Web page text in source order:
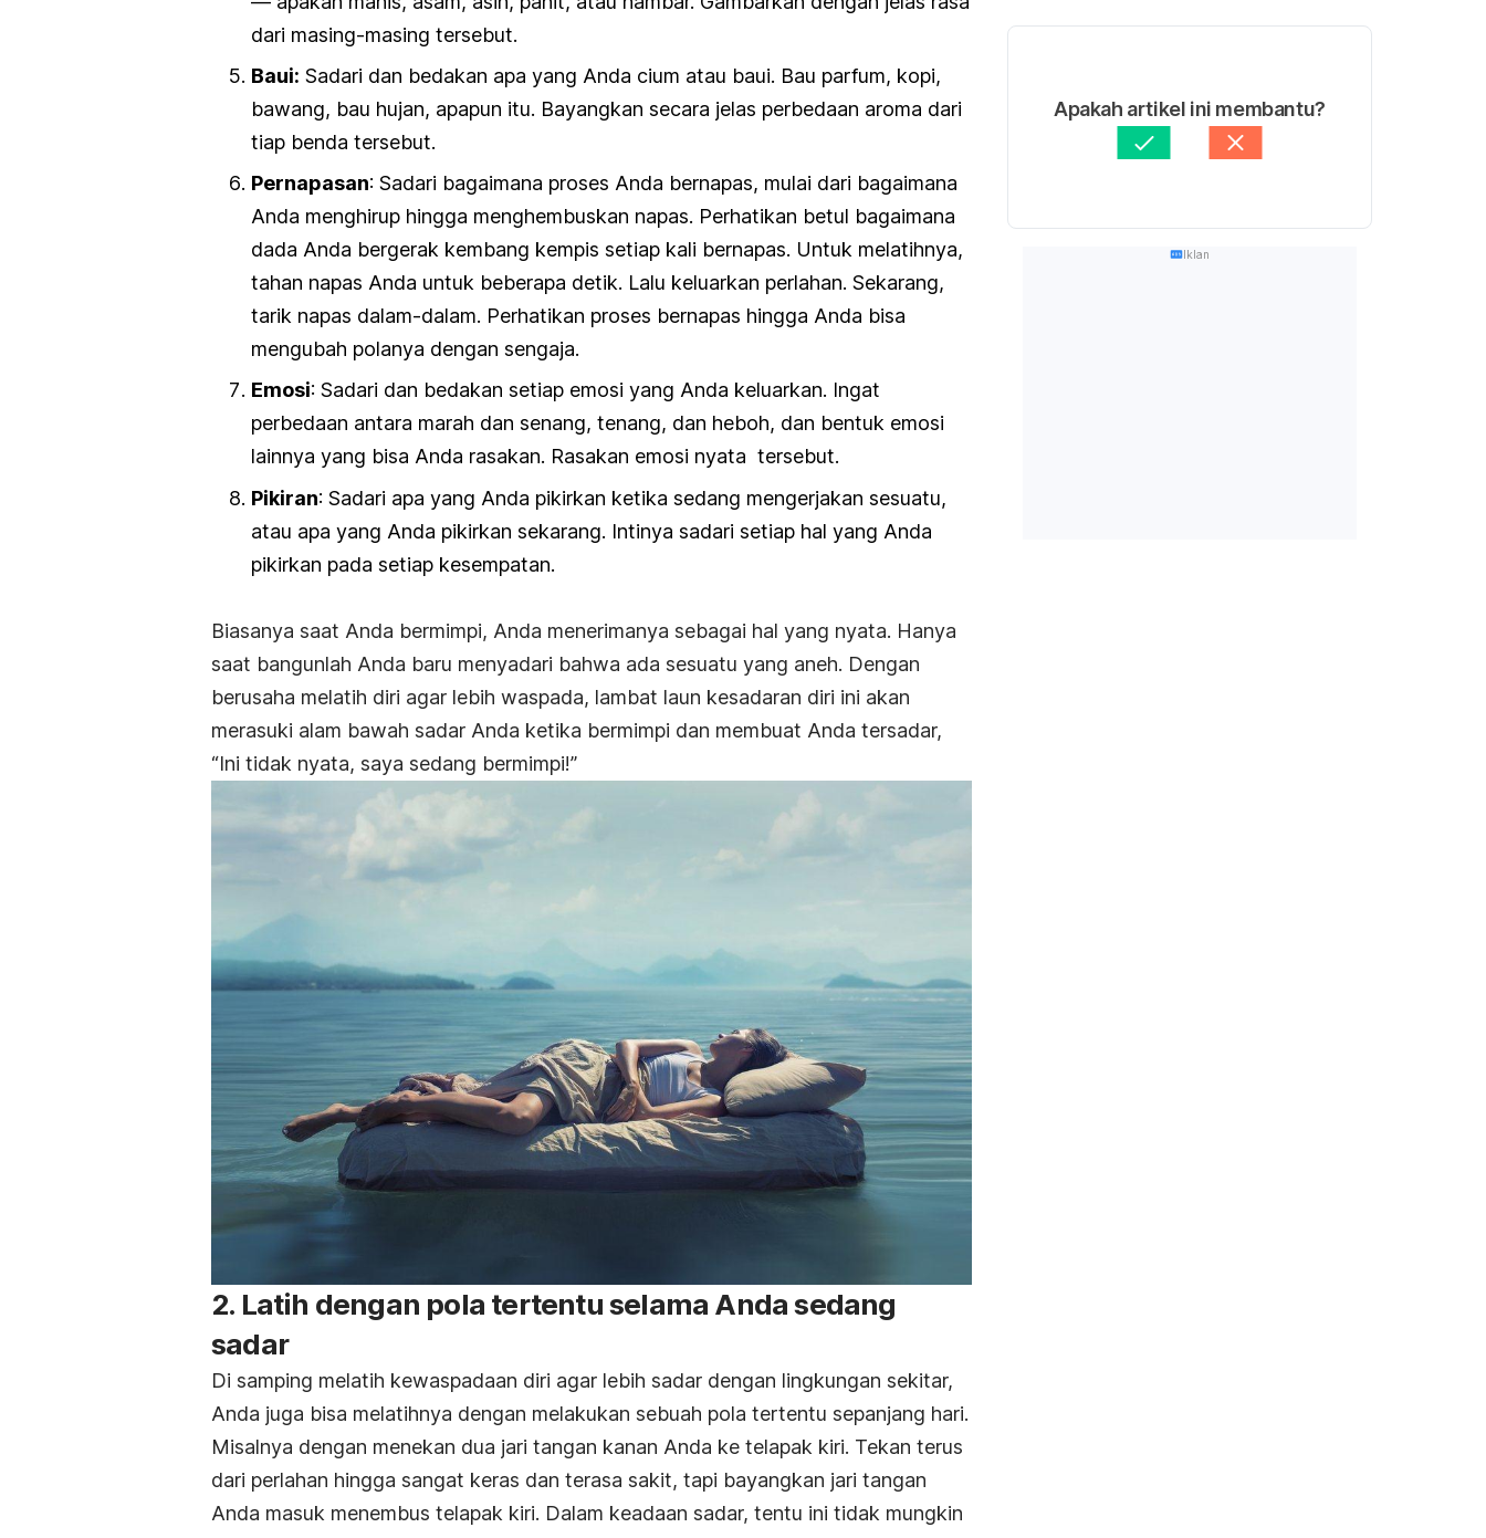
dari masing-masing tersebut.
Baui: Sadari dan bedakan apa yang Anda cium atau baui. Bau parfum, kopi,
bawang, bau hujan, apapun itu. Bayangkan secara jelas perbedaan aroma dari
tiap benda tersebut.
Pernapasan: Sadari bagaimana proses Anda bernapas, mulai dari bagaimana
Anda menghirup hingga menghembuskan napas. Perhatikan betul bagaimana
dada Anda bergerak kembang kempis setiap kali bernapas. Untuk melatihnya,
tahan napas Anda untuk beberapa detik. Lalu keluarkan perlahan. Sekarang,
tarik napas dalam-dalam. Perhatikan proses bernapas hingga Anda bisa
mengubah polanya dengan sengaja.
Emosi: Sadari dan bedakan setiap emosi yang Anda keluarkan. Ingat
perbedaan antara marah dan senang, tenang, dan heboh, dan bentuk emosi
lainnya yang bisa Anda rasakan. Rasakan emosi nyata tersebut.
Pikiran: Sadari apa yang Anda pikirkan ketika sedang mengerjakan sesuatu,
atau apa yang Anda pikirkan sekarang. Intinya sadari setiap hal yang Anda
pikirkan pada setiap kesempatan.
Biasanya saat Anda bermimpi, Anda menerimanya sebagai hal yang nyata. Hanya
saat bangunlah Anda baru menyadari bahwa ada sesuatu yang aneh. Dengan
berusaha melatih diri agar lebih waspada, lambat laun kesadaran diri ini akan
merasuki alam bawah sadar Anda ketika bermimpi dan membuat Anda tersadar,
“Ini tidak nyata, saya sedang bermimpi!”
2. Latih dengan pola tertentu selama Anda sedang
sadar
Di samping melatih kewaspadaan diri agar lebih sadar dengan lingkungan sekitar,
Anda juga bisa melatihnya dengan melakukan sebuah pola tertentu sepanjang hari.
Misalnya dengan menekan dua jari tangan kanan Anda ke telapak kiri. Tekan terus
dari perlahan hingga sangat keras dan terasa sakit, tapi bayangkan jari tangan
Anda masuk menembus telapak kiri. Dalam keadaan sadar, tentu ini tidak mungkin
Apakah artikel ini membantu?
Iklan